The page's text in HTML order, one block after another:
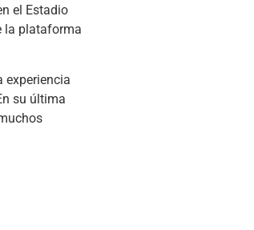
el Estadio
la plataforma
experiencia
su última